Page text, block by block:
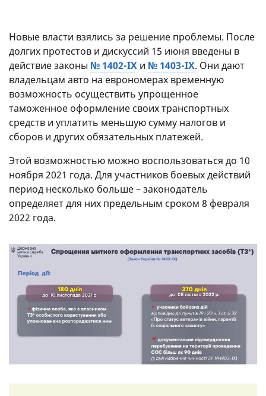
Новые власти взялись за решение проблемы. После
долгих протестов и дискуссий 15 июня введены в
действие законы № 1402-ІХ и № 1403-ІХ. Они дают
владельцам авто на еврономерах временную
возможность осуществить упрощенное
таможенное оформление своих транспортных
средств и уплатить меньшую сумму налогов и
сборов и других обязательных платежей.
Этой возможностью можно воспользоваться до 10
ноября 2021 года. Для участников боевых действий
период несколько больше – законодатель
определяет для них предельным сроком 8 февраля
2022 года.